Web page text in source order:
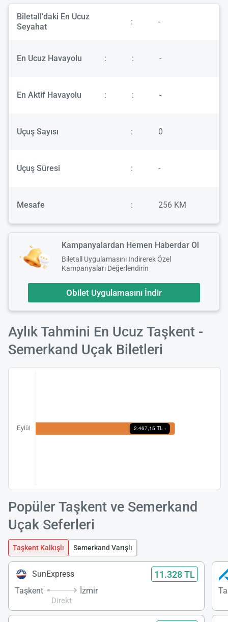
Biletall'daki En Ucuz
Seyahat
: -
En Ucuz Havayolu : : -
En Aktif Havayolu : : -
Uçuş Sayısı : 0
Uçuş Süresi : -
Mesafe : 256 KM
Kampanyalardan Hemen Haberdar Ol
Biletall Uygulamasını Indirerek Özel
Kampanyaları Değerlendirin
Obilet Uygulamasını İndir
Aylık Tahmini En Ucuz Taşkent -
Semerkand Uçak Biletleri
Popüler Taşkent ve Semerkand
Uçak Seferleri
Taşkent Kalkışlı Semerkand Varışlı
SunExpress 11.328 TL
Taşkent
Direkt
İzmir